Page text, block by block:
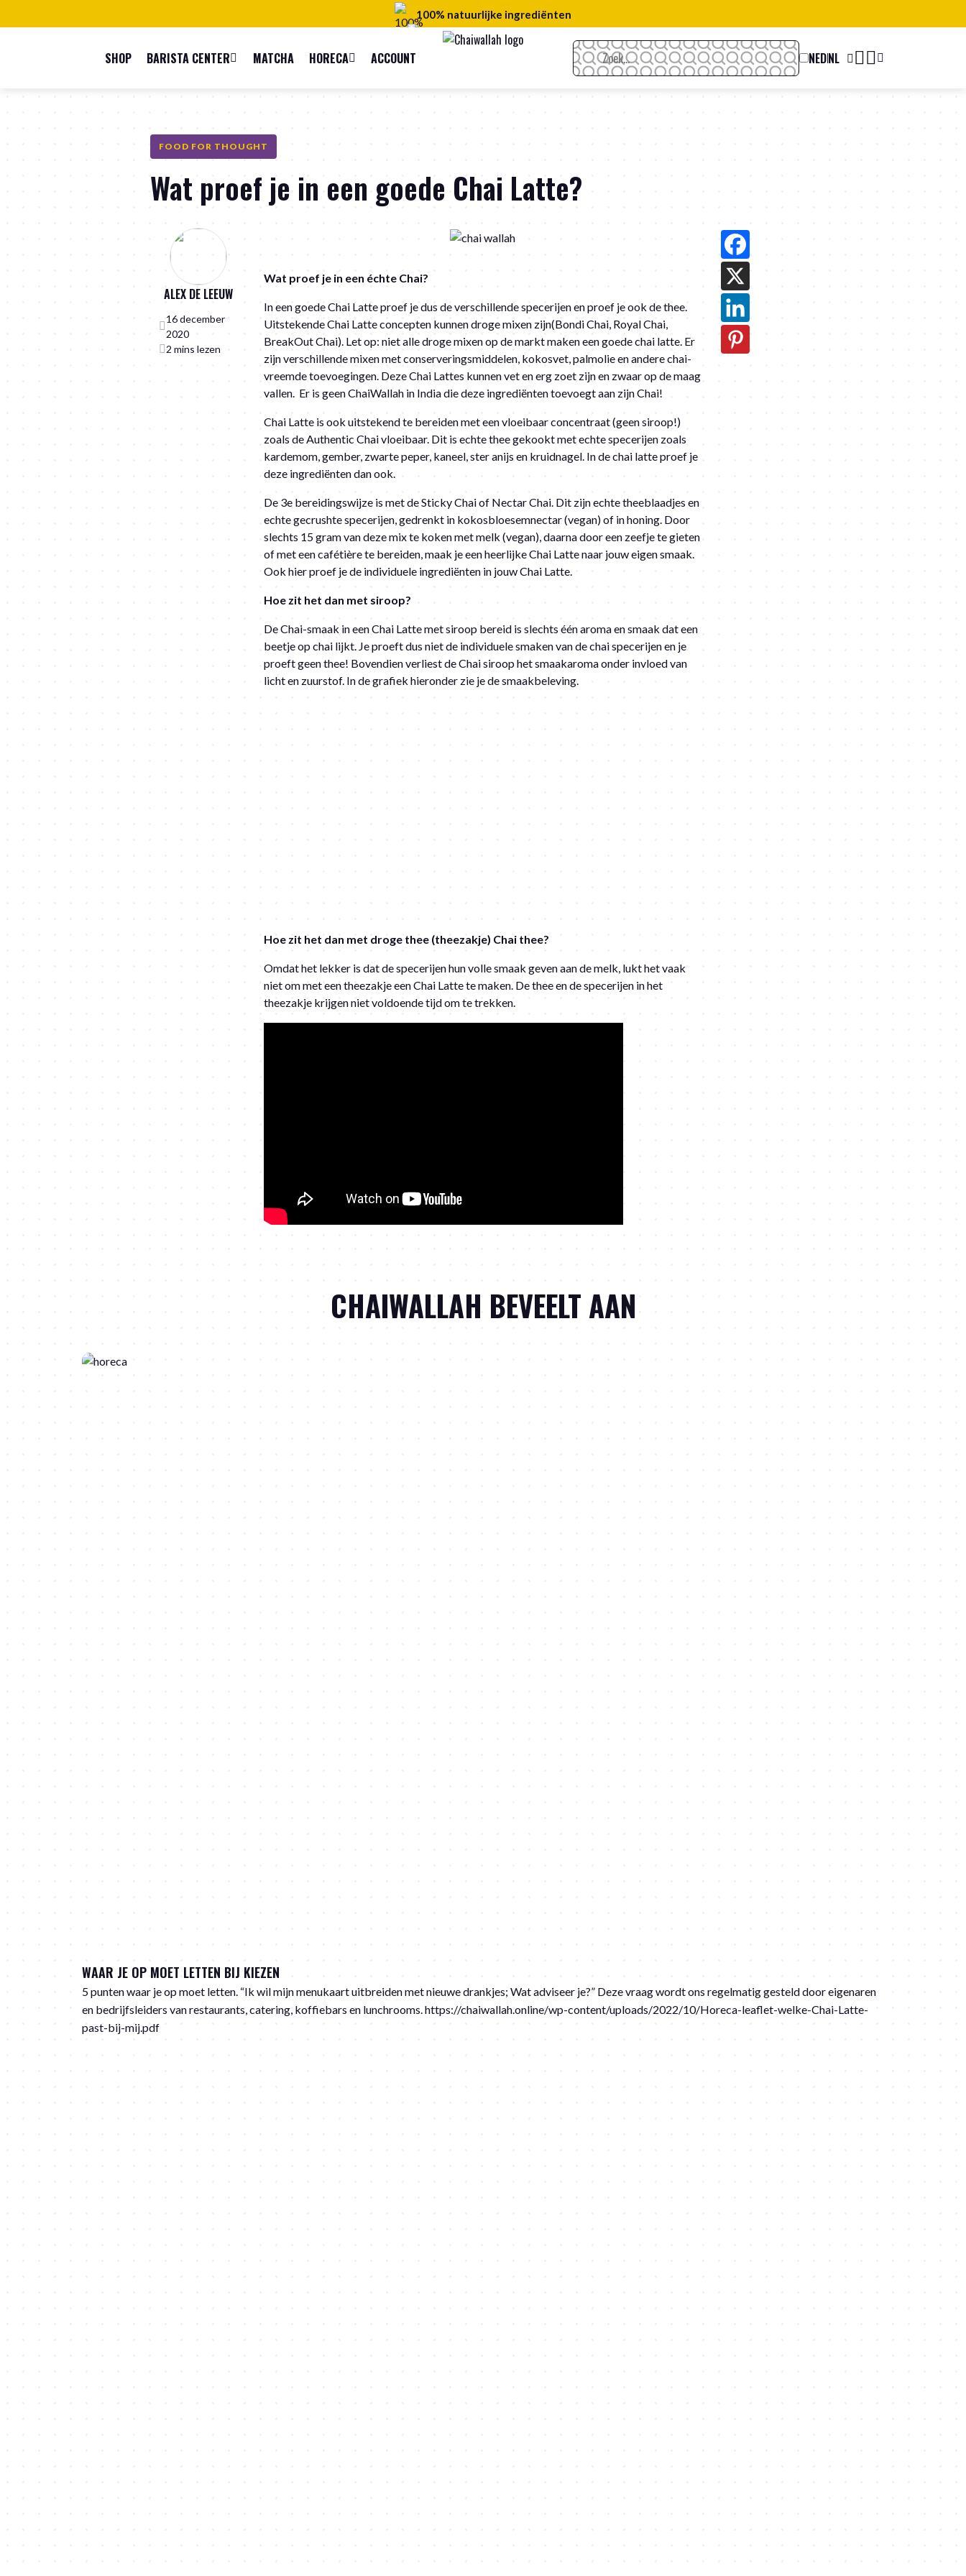
100% natuurlijke ingrediënten
Gratis verzending > € 100
SHOP BARISTA CENTER MATCHA HORECA ACCOUNT NEDERLANDS
FOOD FOR THOUGHT
Wat proef je in een goede Chai Latte?
ALEX DE LEEUW
16 december
2020
2 mins lezen
Wat proef je in een échte Chai?
In een goede Chai Latte proef je dus de verschillende specerijen en proef je ook de thee.
Uitstekende Chai Latte concepten kunnen droge mixen zijn(Bondi Chai, Royal Chai,
BreakOut Chai). Let op: niet alle droge mixen op de markt maken een goede chai latte. Er
zijn verschillende mixen met conserveringsmiddelen, kokosvet, palmolie en andere chai-
vreemde toevoegingen. Deze Chai Lattes kunnen vet en erg zoet zijn en zwaar op de maag
vallen. Er is geen ChaiWallah in India die deze ingrediënten toevoegt aan zijn Chai!
Chai Latte is ook uitstekend te bereiden met een vloeibaar concentraat (geen siroop!)
zoals de Authentic Chai vloeibaar. Dit is echte thee gekookt met echte specerijen zoals
kardemom, gember, zwarte peper, kaneel, ster anijs en kruidnagel. In de chai latte proef je
deze ingrediënten dan ook.
De 3e bereidingswijze is met de Sticky Chai of Nectar Chai. Dit zijn echte theeblaadjes en
echte gecrushte specerijen, gedrenkt in kokosbloesemnectar (vegan) of in honing. Door
slechts 15 gram van deze mix te koken met melk (vegan), daarna door een zeefje te gieten
of met een cafétière te bereiden, maak je een heerlijke Chai Latte naar jouw eigen smaak.
Ook hier proef je de individuele ingrediënten in jouw Chai Latte.
Hoe zit het dan met siroop?
De Chai-smaak in een Chai Latte met siroop bereid is slechts één aroma en smaak dat een
beetje op chai lijkt. Je proeft dus niet de individuele smaken van de chai specerijen en je
proeft geen thee! Bovendien verliest de Chai siroop het smaakaroma onder invloed van
licht en zuurstof. In de grafiek hieronder zie je de smaakbeleving.
Hoe zit het dan met droge thee (theezakje) Chai thee?
Omdat het lekker is dat de specerijen hun volle smaak geven aan de melk, lukt het vaak
niet om met een theezakje een Chai Latte te maken. De thee en de specerijen in het
theezakje krijgen niet voldoende tijd om te trekken.
CHAIWALLAH BEVEELT AAN
WAAR JE OP MOET LETTEN BIJ KIEZEN
5 punten waar je op moet letten. “Ik wil mijn menukaart uitbreiden met nieuwe drankjes; Wat adviseer je?” Deze vraag wordt ons regelmatig gesteld door eigenaren
en bedrijfsleiders van restaurants, catering, koffiebars en lunchrooms. https://chaiwallah.online/wp-content/uploads/2022/10/Horeca-leaflet-welke-Chai-Latte-